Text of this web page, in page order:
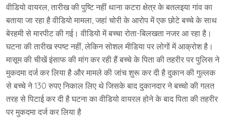
वीडियो वायरल, तारीख की पुष्टि नहीं थाना कटरा क्षेत्र के बतलइया गांव का
बताया जा रहा है वीडियो मामला, जहां चोरी के आरोप में एक छोटे बच्चे के साथ
बेरहमी से मारपीट की गई। वीडियो में बच्चा रोता-बिलखता नजर आ रहा है।
घटना की तारीख स्पष्ट नहीं, लेकिन सोशल मीडिया पर लोगों में आक्रोश है।
मासूम की चीखें इंसाफ की मांग कर रही हैं बच्चे के पिता की तहरीर पर पुलिस ने
मुकदमा दर्ज कर लिया है और मामले की जांच शुरू कर दी है दुकान की गुल्लक
से बच्चे ने 130 रुपए निकाल लिए थे जिसके बाद दुकानदार ने बच्चो की गलत
तरह से पिटाई कर दी है घटना का वीडियो वायरल होने के बाद पिता की तहरीर
पर मुकदमा दर्ज कर लिया है